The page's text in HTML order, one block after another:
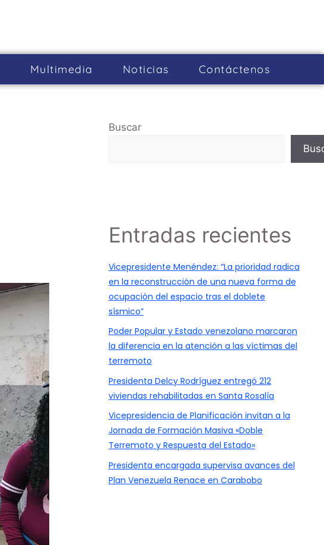
Multimedia Noticias Cont­áctenos
Buscar
Entradas recientes
Vicepresidente Menéndez: “La prioridad radica
en la reconstrucción de una nueva forma de
ocupación del espacio tras el doblete
sísmico”
Poder Popular y Estado venezolano marcaron
la diferencia en la atención a las víctimas del
terremoto
Presidenta Delcy Rodríguez entregó 212
viviendas rehabilitadas en Santa Rosalía
Vicepresidencia de Planificación invitan a la
Jornada de Formación Masiva «Doble
Terremoto y Respuesta del Estado»
Presidenta encargada supervisa avances del
Plan Venezuela Renace en Carabobo